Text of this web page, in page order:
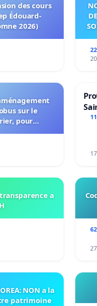
des cours
Édouard-
2026)
sur le
pour
à établir
a
NON a la
patrimoine